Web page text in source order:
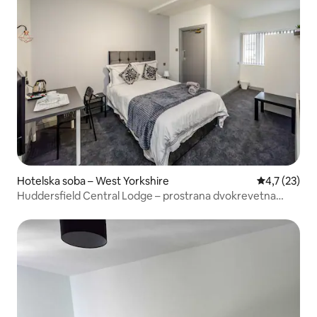
Hotelska soba – West Yorkshire Prosječna
4,7 (23)
Huddersfield Central Lodge – prostrana dvokrevetna